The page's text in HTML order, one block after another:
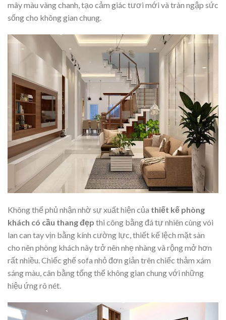
mây màu vàng chanh, tạo cảm giác tươi mới và tràn ngập sức
sống cho không gian chung.
Không thể phủ nhận nhờ sự xuất hiện của thiết kế phòng
khách có cầu thang đẹp thi công bằng đá tự nhiên cùng vói
lan can tay vịn bằng kính cường lực, thiết kế lệch mặt sàn
cho nên phòng khách này trở nên nhẹ nhàng và rộng mở hơn
rất nhiều. Chiếc ghế sofa nhỏ đơn giản trên chiếc thảm xám
sáng màu, cân bằng tổng thể không gian chung với những
hiệu ứng rõ nét.